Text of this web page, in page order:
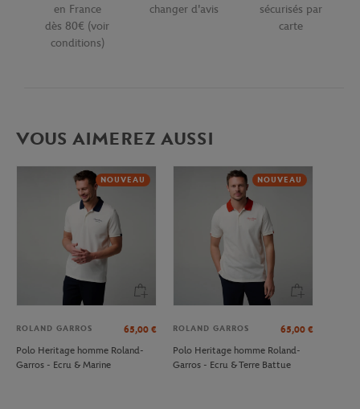
en France
dès 80€ (voir
conditions)
changer d'avis
sécurisés par
carte
VOUS AIMEREZ AUSSI
NOUVEAU
ROLAND GARROS 65,00 €
Polo Heritage homme Roland-
Garros - Ecru & Marine
NOUVEAU
ROLAND GARROS 65,00 €
Polo Heritage homme Roland-
Garros - Ecru & Terre Battue